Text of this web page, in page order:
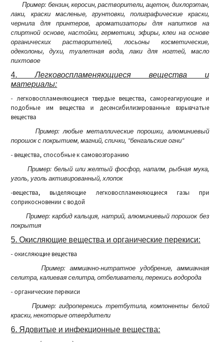
Пример: бензин, керосин, растворители, ацетон, дихлорэтан,
лаки, краски масленые, грунтовки, полиграфические краски,
чернила для принтеров, ароматизаторы для напитков на
спиртной основе, настойки, герметики, эфиры, клеи на основе
органических растворителей, лосьоны косметические,
одеколоны, духи, туалетная вода, лаки для ногтей, масло
пихтовое
4.Легковоспламеняющиеся вещества и
материалы:
- легковоспламеняющиеся твердые вещества, самореагирующие и
подобные им вещества и десенсибилизированные взрывчатые
вещества
Пример: любые металлические порошки, алюминиевый
порошок с покрытием, магний, спички, "бенгальские огни"
- вещества, способные к самовозгоранию
Пример: белый или желтый фосфор, напалм, рыбная мука,
уголь, уголь активированный, хлопок
-вещества, выделяющие легковоспламеняющиеся газы при
соприкосновении с водой
Пример: карбид кальция, натрий, алюминиевый порошок без
покрытия
5. Окисляющие вещества и органические перекиси:
- окисляющие вещества
Пример: аммиачно-нитратное удобрение, аммиачная
селитра, калиевая селитра, отбеливатели, перекись водорода
- органические перекиси
Пример: гидроперекись третбутила, компоненты белой
краски, некоторые отвердители
6. Ядовитые и инфекционные вещества: